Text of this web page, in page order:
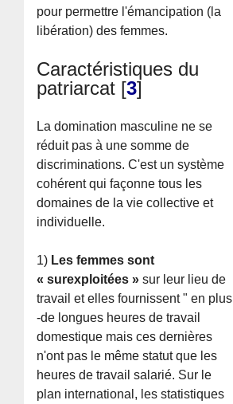
pour permettre l'émancipation (la
libération) des femmes.
Caractéristiques du
patriarcat [3]
La domination masculine ne se
réduit pas à une somme de
discriminations. C'est un système
cohérent qui façonne tous les
domaines de la vie collective et
individuelle.
1) Les femmes sont
« surexploitées » sur leur lieu de
travail et elles fournissent " en plus
-de longues heures de travail
domestique mais ces dernières
n'ont pas le même statut que les
heures de travail salarié. Sur le
plan international, les statistiques